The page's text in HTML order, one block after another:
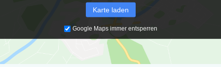
Karte laden
Google Maps immer entsperren